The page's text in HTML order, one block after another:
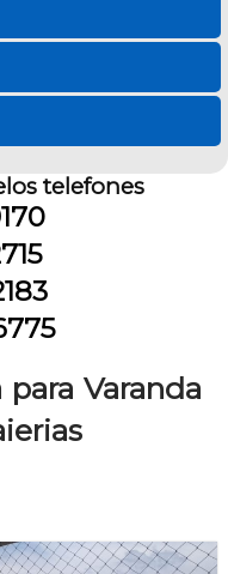
telefones
Varanda